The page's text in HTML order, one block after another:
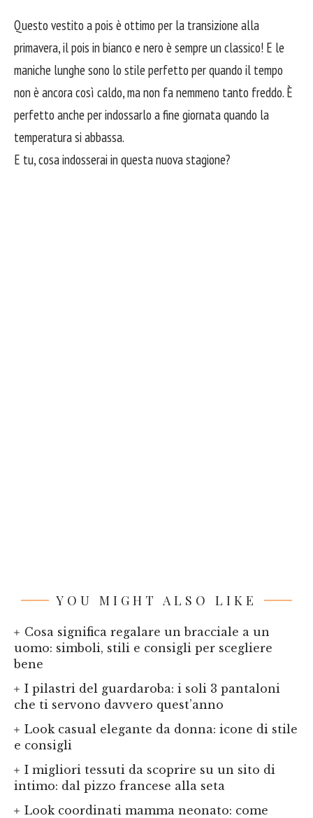
Questo vestito a pois è ottimo per la transizione alla
primavera, il pois in bianco e nero è sempre un classico! E le
maniche lunghe sono lo stile perfetto per quando il tempo
non è ancora così caldo, ma non fa nemmeno tanto freddo. È
perfetto anche per indossarlo a fine giornata quando la
temperatura si abbassa.
E tu, cosa indosserai in questa nuova stagione?
YOU MIGHT ALSO LIKE
Cosa significa regalare un bracciale a un
uomo: simboli, stili e consigli per scegliere
bene
I pilastri del guardaroba: i soli 3 pantaloni
che ti servono davvero quest’anno
Look casual elegante da donna: icone di stile
e consigli
I migliori tessuti da scoprire su un sito di
intimo: dal pizzo francese alla seta
Look coordinati mamma neonato: come